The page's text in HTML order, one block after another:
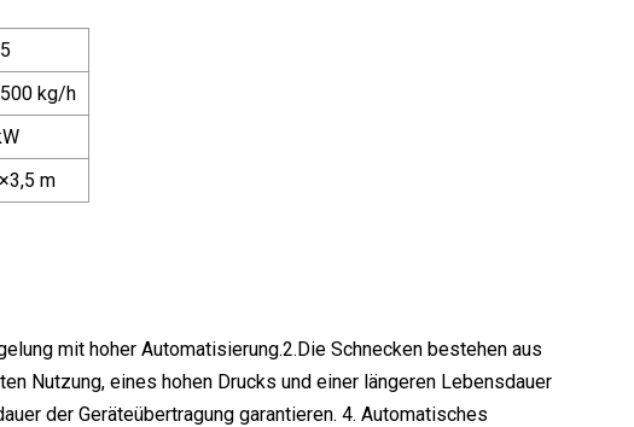
kg/h
m
mit hoher Automatisierung.2.Die Schnecken bestehen aus
Nutzung, eines hohen Drucks und einer längeren Lebensdauer
der Geräteübertragung garantieren. 4. Automatisches